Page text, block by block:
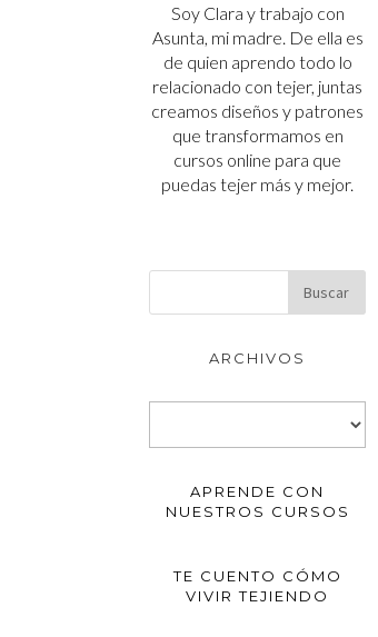
Soy Clara y trabajo con
Asunta, mi madre. De ella es
de quien aprendo todo lo
relacionado con tejer, juntas
creamos diseños y patrones
que transformamos en
cursos online para que
puedas tejer más y mejor.
ARCHIVOS
APRENDE CON
NUESTROS CURSOS
TE CUENTO CÓMO
VIVIR TEJIENDO